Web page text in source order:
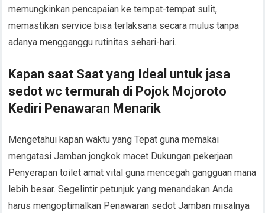
memungkinkan pencapaian ke tempat-tempat sulit,
memastikan service bisa terlaksana secara mulus tanpa
adanya mengganggu rutinitas sehari-hari.
Kapan saat Saat yang Ideal untuk jasa
sedot wc termurah di Pojok Mojoroto
Kediri Penawaran Menarik
Mengetahui kapan waktu yang Tepat guna memakai
mengatasi Jamban jongkok macet Dukungan pekerjaan
Penyerapan toilet amat vital guna mencegah gangguan mana
lebih besar. Segelintir petunjuk yang menandakan Anda
harus mengoptimalkan Penawaran sedot Jamban misalnya